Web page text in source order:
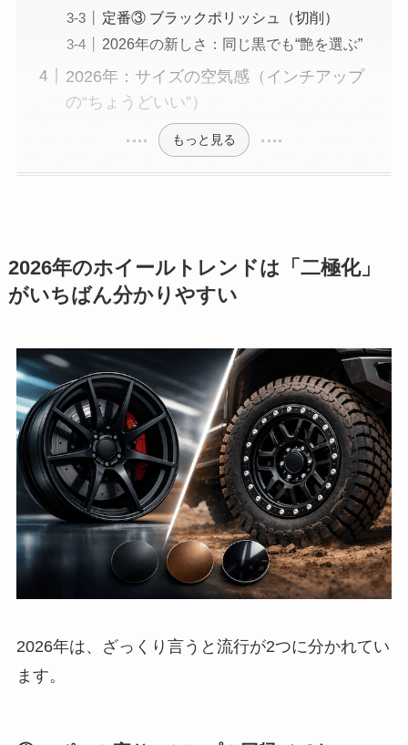
定番③ ブラックポリッシュ（切削）
2026年の新しさ：同じ黒でも“艶を選ぶ”
2026年：サイズの空気感（インチアップ
の“ちょうどいい”）
もっと見る
2026年のホイールトレンドは「二極化」
がいちばん分かりやすい
2026年は、ざっくり言うと流行が2つに分かれてい
ます。